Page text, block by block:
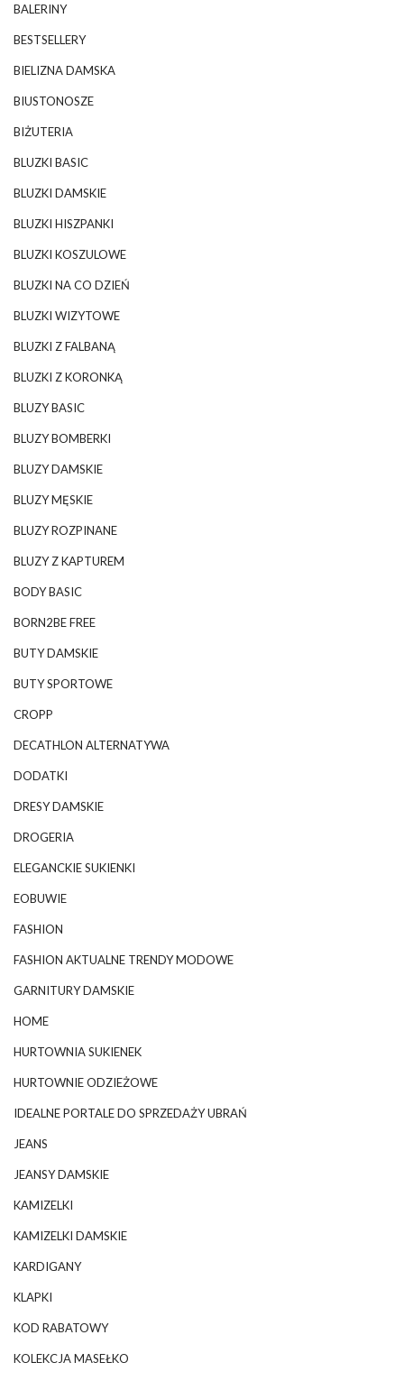
BALERINY
BESTSELLERY
BIELIZNA DAMSKA
BIUSTONOSZE
BIŻUTERIA
BLUZKI BASIC
BLUZKI DAMSKIE
BLUZKI HISZPANKI
BLUZKI KOSZULOWE
BLUZKI NA CO DZIEŃ
BLUZKI WIZYTOWE
BLUZKI Z FALBANĄ
BLUZKI Z KORONKĄ
BLUZY BASIC
BLUZY BOMBERKI
BLUZY DAMSKIE
BLUZY MĘSKIE
BLUZY ROZPINANE
BLUZY Z KAPTUREM
BODY BASIC
BORN2BE FREE
BUTY DAMSKIE
BUTY SPORTOWE
CROPP
DECATHLON ALTERNATYWA
DODATKI
DRESY DAMSKIE
DROGERIA
ELEGANCKIE SUKIENKI
EOBUWIE
FASHION
FASHION AKTUALNE TRENDY MODOWE
GARNITURY DAMSKIE
HOME
HURTOWNIA SUKIENEK
HURTOWNIE ODZIEŻOWE
IDEALNE PORTALE DO SPRZEDAŻY UBRAŃ
JEANS
JEANSY DAMSKIE
KAMIZELKI
KAMIZELKI DAMSKIE
KARDIGANY
KLAPKI
KOD RABATOWY
KOLEKCJA MASEŁKO